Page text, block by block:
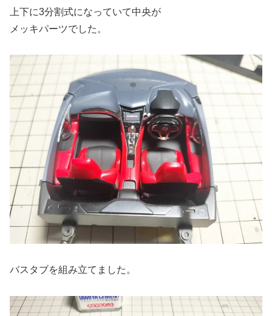
上下に3分割式になっていて中央が
メッキパーツでした。
バスタブを組み立てました。